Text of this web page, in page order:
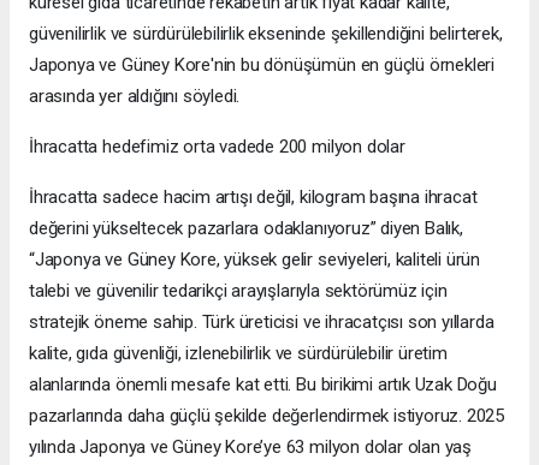
güvenilirlik ve sürdürülebilirlik ekseninde şekillendiğini belirterek,
Japonya ve Güney Kore'nin bu dönüşümün en güçlü örnekleri
arasında yer aldığını söyledi.
İhracatta hedefimiz orta vadede 200 milyon dolar
İhracatta sadece hacim artışı değil, kilogram başına ihracat
değerini yükseltecek pazarlara odaklanıyoruz” diyen Balık,
“Japonya ve Güney Kore, yüksek gelir seviyeleri, kaliteli ürün
talebi ve güvenilir tedarikçi arayışlarıyla sektörümüz için
stratejik öneme sahip. Türk üreticisi ve ihracatçısı son yıllarda
kalite, gıda güvenliği, izlenebilirlik ve sürdürülebilir üretim
alanlarında önemli mesafe kat etti. Bu birikimi artık Uzak Doğu
pazarlarında daha güçlü şekilde değerlendirmek istiyoruz. 2025
yılında Japonya ve Güney Kore’ye 63 milyon dolar olan yaş